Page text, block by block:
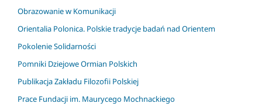
Obrazowanie w Komunikacji
Orientalia Polonica. Polskie tradycje badań nad Orientem
Pokolenie Solidarności
Pomniki Dziejowe Ormian Polskich
Publikacja Zakładu Filozofii Polskiej
Prace Fundacji im. Maurycego Mochnackiego